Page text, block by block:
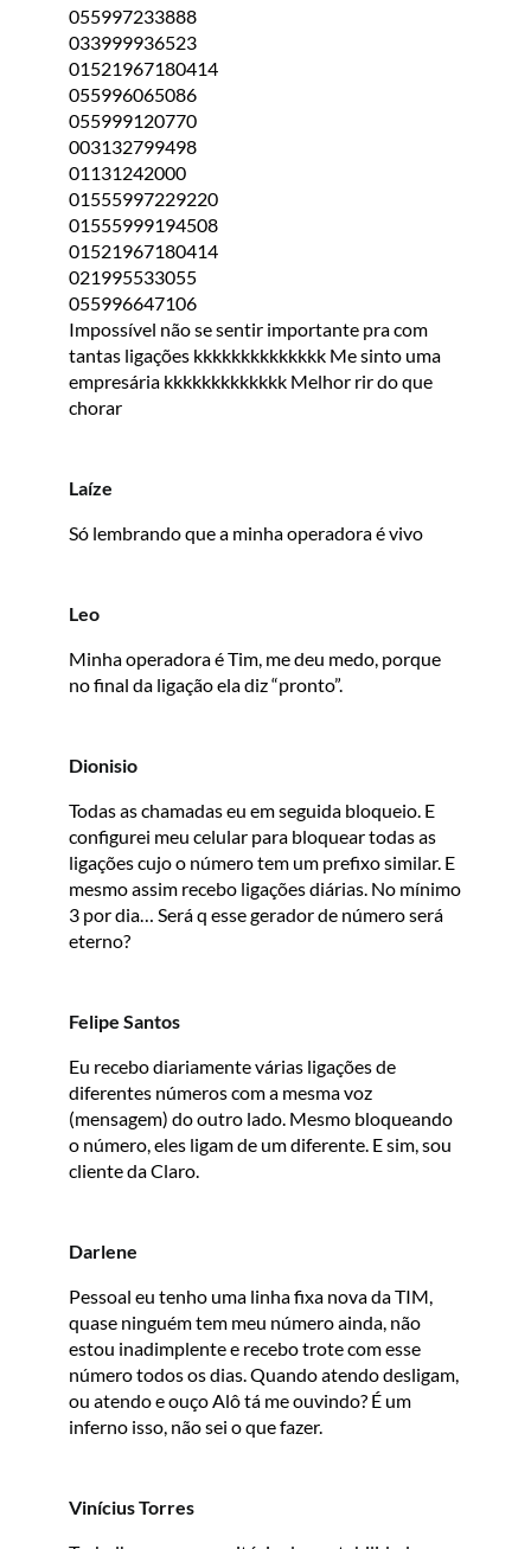
055997233888
033999936523
01521967180414
055996065086
055999120770
003132799498
01131242000
01555997229220
01555999194508
01521967180414
021995533055
055996647106
Impossível não se sentir importante pra com
tantas ligações kkkkkkkkkkkkkk Me sinto uma
empresária kkkkkkkkkkkkk Melhor rir do que
chorar
Laíze
Só lembrando que a minha operadora é vivo
Leo
Minha operadora é Tim, me deu medo, porque
no final da ligação ela diz “pronto”.
Dionisio
Todas as chamadas eu em seguida bloqueio. E
configurei meu celular para bloquear todas as
ligações cujo o número tem um prefixo similar. E
mesmo assim recebo ligações diárias. No mínimo
3 por dia… Será q esse gerador de número será
eterno?
Felipe Santos
Eu recebo diariamente várias ligações de
diferentes números com a mesma voz
(mensagem) do outro lado. Mesmo bloqueando
o número, eles ligam de um diferente. E sim, sou
cliente da Claro.
Darlene
Pessoal eu tenho uma linha fixa nova da TIM,
quase ninguém tem meu número ainda, não
estou inadimplente e recebo trote com esse
número todos os dias. Quando atendo desligam,
ou atendo e ouço Alô tá me ouvindo? É um
inferno isso, não sei o que fazer.
Vinícius Torres